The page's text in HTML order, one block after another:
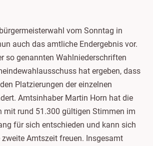
vom Sonntag in
auch das amtliche Endergebnis vor.
so genannten Wahlniederschriften
hat ergeben, dass
Platzierungen der einzelnen
Amtsinhaber Martin Horn hat die
mit rund 51.300 gültigen Stimmen im
für sich entschieden und kann sich
Amtszeit freuen. Insgesamt